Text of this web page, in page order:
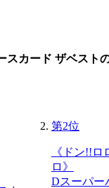
スカード ザベスト
第2位
《ドン!!ロ
ロ》
Dスーパー